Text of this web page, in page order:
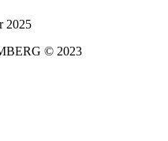
2025
© 2023